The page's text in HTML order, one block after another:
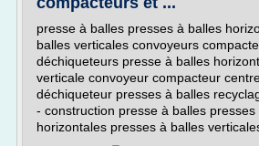
presse à balles presses à balles
balles verticales convoyeurs
déchiqueteurs presse à balles
verticale convoyeur compacteur
déchiqueteur presses à balles
- construction presse à balles presses
horizontales presses à balles